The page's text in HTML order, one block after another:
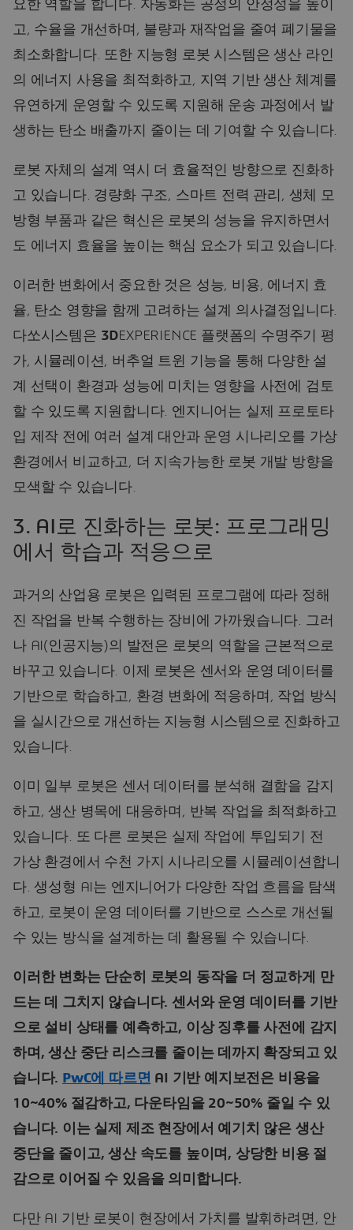
요한 역할을 합니다. 자동화는 공정의 안정성을 높이
고, 수율을 개선하며, 불량과 재작업을 줄여 폐기물을
최소화합니다. 또한 지능형 로봇 시스템은 생산 라인
의 에너지 사용을 최적화하고, 지역 기반 생산 체계를
유연하게 운영할 수 있도록 지원해 운송 과정에서 발
생하는 탄소 배출까지 줄이는 데 기여할 수 있습니다.
로봇 자체의 설계 역시 더 효율적인 방향으로 진화하
고 있습니다. 경량화 구조, 스마트 전력 관리, 생체 모
방형 부품과 같은 혁신은 로봇의 성능을 유지하면서
도 에너지 효율을 높이는 핵심 요소가 되고 있습니다.
이러한 변화에서 중요한 것은 성능, 비용, 에너지 효
율, 탄소 영향을 함께 고려하는 설계 의사결정입니다.
다쏘시스템은 3DEXPERIENCE 플랫폼의 수명주기 평
가, 시뮬레이션, 버추얼 트윈 기능을 통해 다양한 설
계 선택이 환경과 성능에 미치는 영향을 사전에 검토
할 수 있도록 지원합니다. 엔지니어는 실제 프로토타
입 제작 전에 여러 설계 대안과 운영 시나리오를 가상
환경에서 비교하고, 더 지속가능한 로봇 개발 방향을
모색할 수 있습니다.
3. AI로 진화하는 로봇: 프로그래밍
에서 학습과 적응으로
과거의 산업용 로봇은 입력된 프로그램에 따라 정해
진 작업을 반복 수행하는 장비에 가까웠습니다. 그러
나 AI(인공지능)의 발전은 로봇의 역할을 근본적으로
바꾸고 있습니다. 이제 로봇은 센서와 운영 데이터를
기반으로 학습하고, 환경 변화에 적응하며, 작업 방식
을 실시간으로 개선하는 지능형 시스템으로 진화하고
있습니다.
이미 일부 로봇은 센서 데이터를 분석해 결함을 감지
하고, 생산 병목에 대응하며, 반복 작업을 최적화하고
있습니다. 또 다른 로봇은 실제 작업에 투입되기 전
가상 환경에서 수천 가지 시나리오를 시뮬레이션합니
다. 생성형 AI는 엔지니어가 다양한 작업 흐름을 탐색
하고, 로봇이 운영 데이터를 기반으로 스스로 개선될
수 있는 방식을 설계하는 데 활용될 수 있습니다.
이러한 변화는 단순히 로봇의 동작을 더 정교하게 만
드는 데 그치지 않습니다. 센서와 운영 데이터를 기반
으로 설비 상태를 예측하고, 이상 징후를 사전에 감지
하며, 생산 중단 리스크를 줄이는 데까지 확장되고 있
습니다. PwC에 따르면 AI 기반 예지보전은 비용을
10~40% 절감하고, 다운타임을 20~50% 줄일 수 있
습니다. 이는 실제 제조 현장에서 예기치 않은 생산
중단을 줄이고, 생산 속도를 높이며, 상당한 비용 절
감으로 이어질 수 있음을 의미합니다.
다만 AI 기반 로봇이 현장에서 가치를 발휘하려면, 안